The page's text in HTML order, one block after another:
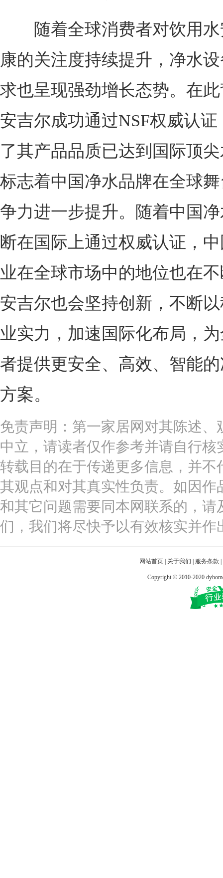
随着全球消费者对饮用水
康的关注度持续提升，净水
求也呈现强劲增长态势。在
安吉尔成功通过NSF权威认
了其产品品质已达到国际顶
标志着中国净水品牌在全球
争力进一步提升。随着中国
断在国际上通过权威认证，
业在全球市场中的地位也在
安吉尔也会坚持创新，不断
业实力，加速国际化布局，
者提供更安全、高效、智能
方案。
免责声明：第一家居网对其陈述、
中立，请读者仅作参考并请自行核
转载目的在于传递更多信息，并不
其观点和对其真实性负责。如因作
和其它问题需要同本网联系的，请
们，我们将尽快予以有效核实并作
网站首页 关于我们 服务条款
Copyright © 2010-2020